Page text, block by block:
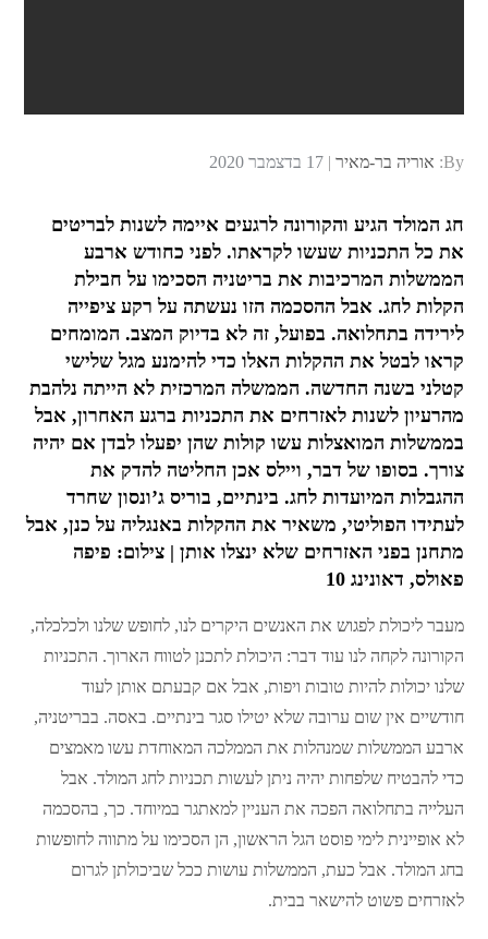
By: אוריה בר-מאיר
Posted
17 בדצמבר 2020
חג המולד הגיע והקורונה לרגעים איימה לשנות לבריטים
את כל התכניות שעשו לקראתו. לפני כחודש ארבע
הממשלות המרכיבות את בריטניה הסכימו על חבילת
הקלות לחג. אבל ההסכמה הזו נעשתה על רקע ציפייה
לירידה בתחלואה. בפועל, זה לא בדיוק המצב. המומחים
קראו לבטל את ההקלות האלו כדי להימנע מגל שלישי
קטלני בשנה החדשה. הממשלה המרכזית לא הייתה נלהבת
מהרעיון לשנות לאזרחים את התכניות ברגע האחרון, אבל
בממשלות המואצלות עשו קולות שהן יפעלו לבדן אם יהיה
צורך. בסופו של דבר, ויילס אכן החליטה להדק את
ההגבלות המיועדות לחג. בינתיים, בוריס ג’ונסון שחרד
לעתידו הפוליטי, משאיר את ההקלות באנגליה על כנן, אבל
מתחנן בפני האזרחים שלא ינצלו אותן | צילום: פיפה
פאולס, דאונינג 10
מעבר ליכולת לפגוש את האנשים היקרים לנו, לחופש שלנו ולכלכלה,
הקורונה לקחה לנו עוד דבר: היכולת לתכנן לטווח הארוך. התכניות
שלנו יכולות להיות טובות ויפות, אבל אם קבעתם אותן לעוד
חודשיים אין שום ערובה שלא יטילו סגר בינתיים. באסה. בבריטניה,
ארבע הממשלות שמנהלות את הממלכה המאוחדת עשו מאמצים
כדי להבטיח שלפחות יהיה ניתן לעשות תכניות לחג המולד. אבל
העלייה בתחלואה הפכה את העניין למאתגר במיוחד. כך, בהסכמה
לא אופיינית לימי פוסט הגל הראשון, הן הסכימו על מתווה לחופשות
בחג המולד. אבל כעת, הממשלות עושות ככל שביכולתן לגרום
לאזרחים פשוט להישאר בבית.